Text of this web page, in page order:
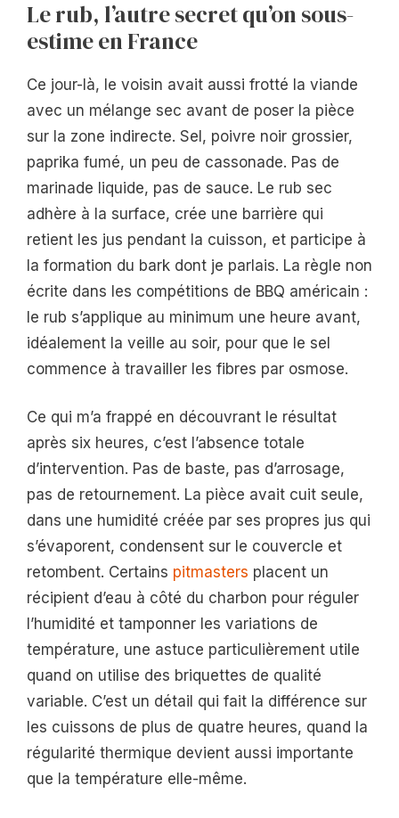
Le rub, l’autre secret qu’on sous-
estime en France
Ce jour-là, le voisin avait aussi frotté la viande
avec un mélange sec avant de poser la pièce
sur la zone indirecte. Sel, poivre noir grossier,
paprika fumé, un peu de cassonade. Pas de
marinade liquide, pas de sauce. Le rub sec
adhère à la surface, crée une barrière qui
retient les jus pendant la cuisson, et participe à
la formation du bark dont je parlais. La règle non
écrite dans les compétitions de BBQ américain :
le rub s’applique au minimum une heure avant,
idéalement la veille au soir, pour que le sel
commence à travailler les fibres par osmose.
Ce qui m’a frappé en découvrant le résultat
après six heures, c’est l’absence totale
d’intervention. Pas de baste, pas d’arrosage,
pas de retournement. La pièce avait cuit seule,
dans une humidité créée par ses propres jus qui
s’évaporent, condensent sur le couvercle et
retombent. Certains pitmasters placent un
récipient d’eau à côté du charbon pour réguler
l’humidité et tamponner les variations de
température, une astuce particulièrement utile
quand on utilise des briquettes de qualité
variable. C’est un détail qui fait la différence sur
les cuissons de plus de quatre heures, quand la
régularité thermique devient aussi importante
que la température elle-même.